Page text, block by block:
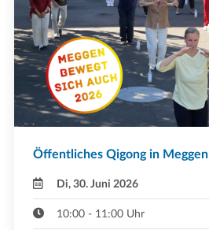
Öffentliches Qigong in Meggen
Di, 30. Juni 2026
10:00 - 11:00 Uhr